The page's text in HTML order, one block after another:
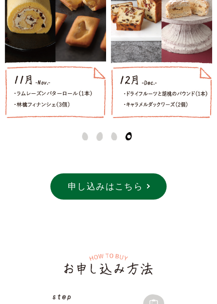
申し込みはこちら